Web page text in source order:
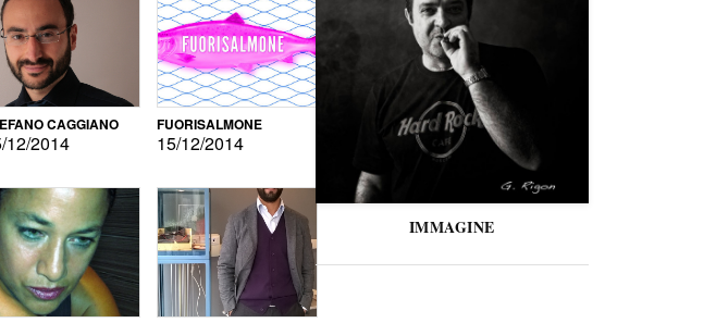
CAGGIANO
12/2014
FUORISALMONE
15/12/2014
IMMAGINE